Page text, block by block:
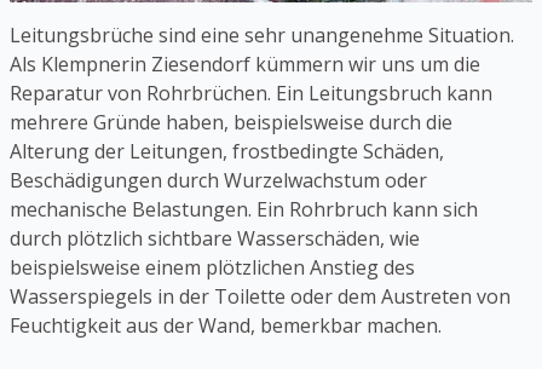
Leitungsbrüche sind eine sehr unangenehme Situation.
Als Klempnerin Ziesendorf kümmern wir uns um die
Reparatur von Rohrbrüchen. Ein Leitungsbruch kann
mehrere Gründe haben, beispielsweise durch die
Alterung der Leitungen, frostbedingte Schäden,
Beschädigungen durch Wurzelwachstum oder
mechanische Belastungen. Ein Rohrbruch kann sich
durch plötzlich sichtbare Wasserschäden, wie
beispielsweise einem plötzlichen Anstieg des
Wasserspiegels in der Toilette oder dem Austreten von
Feuchtigkeit aus der Wand, bemerkbar machen.